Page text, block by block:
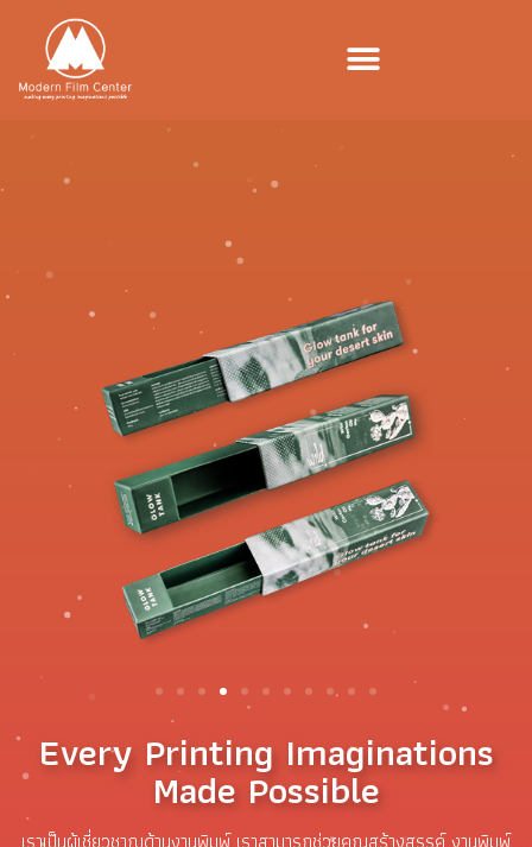
Every Printing Imaginations
Made Possible